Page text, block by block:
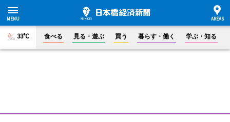
33°C 食べる 見る・遊ぶ 買う 暮らす・働く 学ぶ・知る